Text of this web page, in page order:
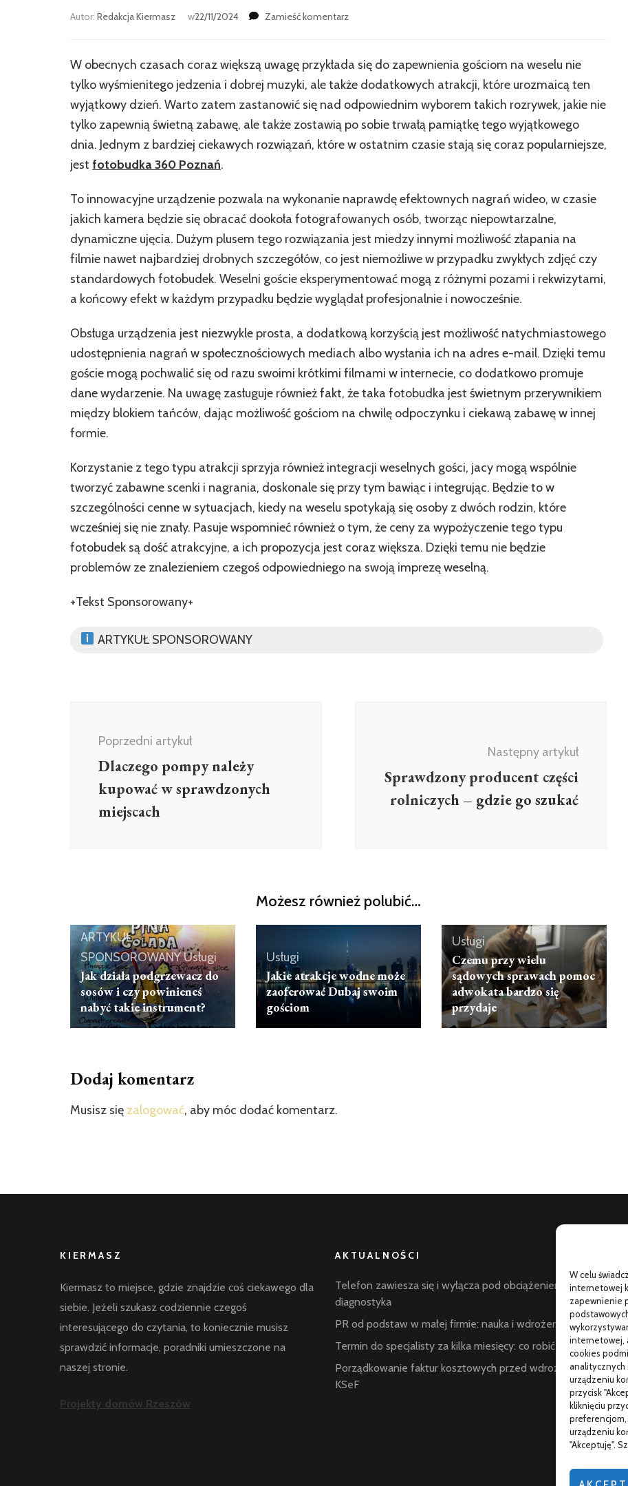
W celu
internetowej
zapewnienie
internetowej,
cookies
analitycznych
urządzeniu
przycisk
kliknięciu
preferencjom,
urządzeniu
"Akceptuję".
Autor: Redakcja Kiermasz w22/11/2024 Zamieść komentarzwe
warto
zamówić
na
imprezę
weselną
fotobudkę
360
W obecnych czasach coraz większą uwagę przykłada się do zapewnienia gościom na weselu nie
tylko wyśmienitego jedzenia i dobrej muzyki, ale także dodatkowych atrakcji, które urozmaicą ten
wyjątkowy dzień. Warto zatem zastanowić się nad odpowiednim wyborem takich rozrywek, jakie nie
tylko zapewnią świetną zabawę, ale także zostawią po sobie trwałą pamiątkę tego wyjątkowego
dnia. Jednym z bardziej ciekawych rozwiązań, które w ostatnim czasie stają się coraz popularniejsze,
jest fotobudka 360 Poznań.
To innowacyjne urządzenie pozwala na wykonanie naprawdę efektownych nagrań wideo, w czasie
jakich kamera będzie się obracać dookoła fotografowanych osób, tworząc niepowtarzalne,
dynamiczne ujęcia. Dużym plusem tego rozwiązania jest miedzy innymi możliwość złapania na
filmie nawet najbardziej drobnych szczegółów, co jest niemożliwe w przypadku zwykłych zdjęć czy
standardowych fotobudek. Weselni goście eksperymentować mogą z różnymi pozami i rekwizytami,
a końcowy efekt w każdym przypadku będzie wyglądał profesjonalnie i nowocześnie.
Obsługa urządzenia jest niezwykle prosta, a dodatkową korzyścią jest możliwość natychmiastowego
udostępnienia nagrań w społecznościowych mediach albo wysłania ich na adres e-mail. Dzięki temu
goście mogą pochwalić się od razu swoimi krótkimi filmami w internecie, co dodatkowo promuje
dane wydarzenie. Na uwagę zasługuje również fakt, że taka fotobudka jest świetnym przerywnikiem
między blokiem tańców, dając możliwość gościom na chwilę odpoczynku i ciekawą zabawę w innej
formie.
Korzystanie z tego typu atrakcji sprzyja również integracji weselnych gości, jacy mogą wspólnie
tworzyć zabawne scenki i nagrania, doskonale się przy tym bawiąc i integrując. Będzie to w
szczególności cenne w sytuacjach, kiedy na weselu spotykają się osoby z dwóch rodzin, które
wcześniej się nie znały. Pasuje wspomnieć również o tym, że ceny za wypożyczenie tego typu
fotobudek są dość atrakcyjne, a ich propozycja jest coraz większa. Dzięki temu nie będzie
problemów ze znalezieniem czegoś odpowiedniego na swoją imprezę weselną.
+Tekst Sponsorowany+
ARTYKUŁ SPONSOROWANY
wpisuPoprzedni artykuł
Dlaczego pompy należy
kupować w sprawdzonych
miejscach
Następny artykuł
Sprawdzony producent części
rolniczych – gdzie go szukać
Możesz również polubić…
ARTYKUŁ
SPONSOROWANYUsługi
Jak działa podgrzewacz do
sosów i czy powinieneś
nabyć takie instrument?
Usługi
Jakie atrakcje wodne może
zaoferować Dubaj swoim
gościom
Usługi
Czemu przy wielu
sądowych sprawach pomoc
adwokata bardzo się
przydaje
Dodaj komentarz
Musisz się zalogować, aby móc dodać komentarz.
KIERMASZ
Kiermasz to miejsce, gdzie znajdzie coś ciekawego dla
siebie. Jeżeli szukasz codziennie czegoś
interesującego do czytania, to koniecznie musisz
sprawdzić informacje, poradniki umieszczone na
naszej stronie.
Projekty domów Rzeszów
AKTUALNOŚCI
Telefon zawiesza się i wyłącza pod obciążeniem:
diagnostyka
PR od podstaw w małej firmie: nauka i wdrożenie
Termin do specjalisty za kilka miesięcy: co robić
Porządkowanie faktur kosztowych przed wdrożeniem
KSeF